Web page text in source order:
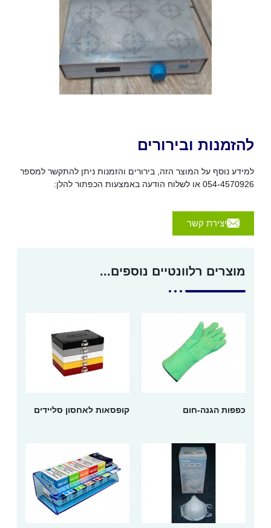
להזמנות ובירורים
למידע נוסף על המוצר הזה, בירורים והזמנות ניתן להתקשר למספר
054-4570926 או לשלוח הודעה באמצעות הכפתור להלן:
יצירת קשר
מוצרים רלוונטיים נוספים...
כפפות הגנה-חום קופסאות לאחסון סליידים